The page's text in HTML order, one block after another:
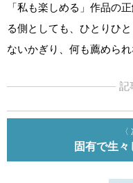
「私も楽しめる」作品の
る側としても、ひとりひ
ないかぎり、何も薦められ
記
固有で生々